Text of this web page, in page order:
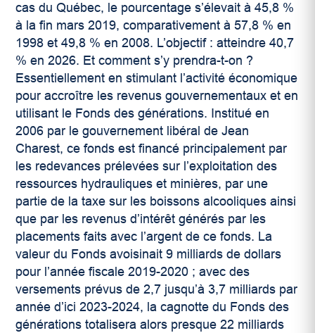
cas du Québec, le pourcentage s’élevait à 45,8 %
à la fin mars 2019, comparativement à 57,8 % en
1998 et 49,8 % en 2008. L’objectif : atteindre 40,7
% en 2026. Et comment s’y prendra-t-on ?
Essentiellement en stimulant l’activité économique
pour accroître les revenus gouvernementaux et en
utilisant le Fonds des générations. Institué en
2006 par le gouvernement libéral de Jean
Charest, ce fonds est financé principalement par
les redevances prélevées sur l’exploitation des
ressources hydrauliques et minières, par une
partie de la taxe sur les boissons alcooliques ainsi
que par les revenus d’intérêt générés par les
placements faits avec l’argent de ce fonds. La
valeur du Fonds avoisinait 9 milliards de dollars
pour l’année fiscale 2019-2020 ; avec des
versements prévus de 2,7 jusqu’à 3,7 milliards par
année d’ici 2023-2024, la cagnotte du Fonds des
générations totalisera alors presque 22 milliards